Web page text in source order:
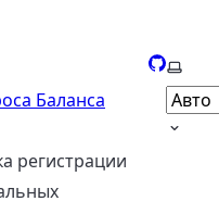
Баланса
регистрации
GitHub